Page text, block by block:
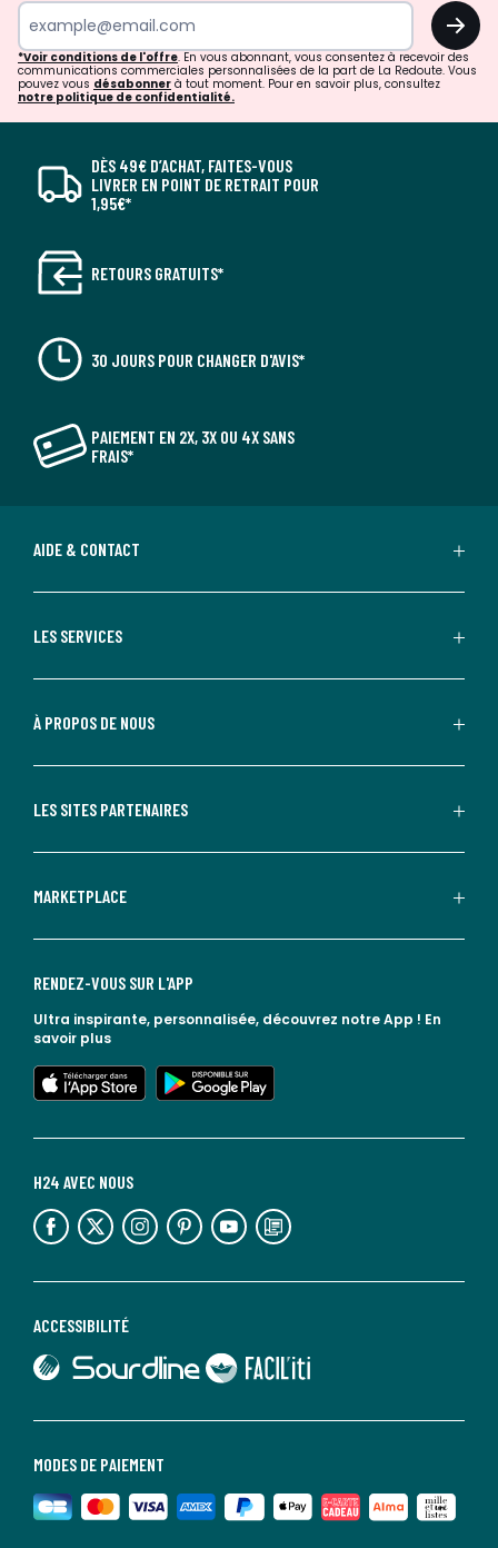
OK
*Voir conditions de l'offre. En vous abonnant, vous consentez à recevoir des
communications commerciales personnalisées de la part de La Redoute. Vous
pouvez vous désabonner à tout moment. Pour en savoir plus, consultez
notre politique de confidentialité.
DÈS 49€ D’ACHAT, FAITES-VOUS
LIVRER EN POINT DE RETRAIT POUR
1,95€*
RETOURS GRATUITS*
30 JOURS POUR CHANGER D'AVIS*
PAIEMENT EN 2X, 3X OU 4X SANS
FRAIS*
AIDE & CONTACT
LES SERVICES
À PROPOS DE NOUS
LES SITES PARTENAIRES
MARKETPLACE
MODES DE PAIEMENT
ACCESSIBILITÉ
lien vers Sourdline
lien vers Faciliti
H24 AVEC NOUS
lien vers l'espace réseaux sociaux lien vers l'espace réseaux sociaux lien vers l'espace réseaux sociaux lien vers l'espace réseaux sociaux lien vers l'espace réseaux sociaux lien vers le blog la redoute
RENDEZ-VOUS SUR L'APP
Ultra inspirante, personnalisée, découvrez notre App ! En
savoir plus
lien vers l'app store
lien vers google play